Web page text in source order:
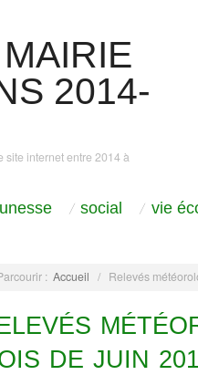
2014-
site internet entre 2014 à
social vie
: Accueil / Relevés
DE JUIN